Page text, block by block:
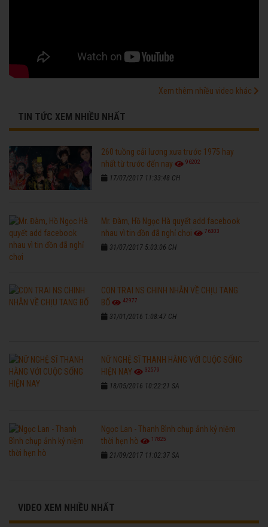
Xem thêm nhiều video khác
TIN TỨC XEM NHIỀU NHẤT
260 tuồng cải lương xưa trước 1975 hay
nhất từ trước đến nay
96202
17/07/2017 11:33:48 CH
Mr. Đàm, Hồ Ngọc Hà quyết add facebook
nhau vì tin đồn đã nghỉ chơi
76303
31/07/2017 5:03:06 CH
CON TRAI NS CHINH NHẪN VỀ CHỊU TANG
BỐ
42977
31/01/2016 1:08:47 CH
NỮ NGHỆ SĨ THANH HẰNG VỚI CUỘC SỐNG
HIỆN NAY
32579
18/05/2016 10:22:21 SA
Ngọc Lan - Thanh Bình chụp ảnh kỷ niệm
thời hẹn hò
17825
21/09/2017 11:02:37 SA
VIDEO XEM NHIỀU NHẤT